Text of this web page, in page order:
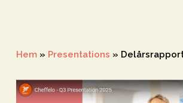
Hem» Presentations »